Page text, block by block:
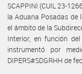
SCAPPINI (CUIL 23-
la Aduana Posadas de
el ámbito de la
Interior, en función
instrumentó por
DIPERS#SDGRHH de